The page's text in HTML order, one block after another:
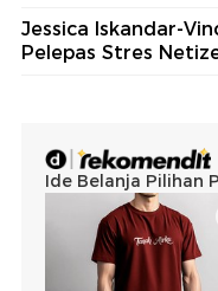
Jessica Iskandar-
Pelepas Stres